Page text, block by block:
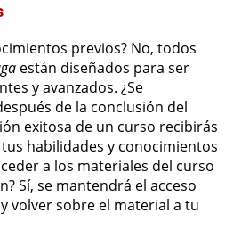
previos? No, todos
están diseñados para ser
y avanzados. ¿Se
de la conclusión del
exitosa de un curso recibirás
habilidades y conocimientos
a los materiales del curso
Sí, se mantendrá el acceso
volver sobre el material a tu